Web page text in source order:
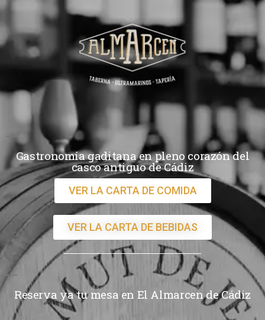
Gastronomía gaditana en pleno corazón del
casco antiguo de Cádiz
VER LA CARTA DE COMIDA
VER LA CARTA DE BEBIDAS
Reserva ya tu mesa en El Almarcen de Cádiz